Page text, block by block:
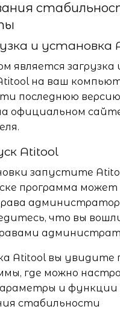
и установка
является загрузка
на ваш
последнюю версию
официальном
Atitool
запустите
программа может
что вы
Atitool вы увидите
где можно
и функции
стабильности